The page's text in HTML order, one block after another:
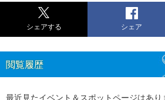
シェアする シェア
閲覧履歴
最近見たイベント＆スポットページはあり